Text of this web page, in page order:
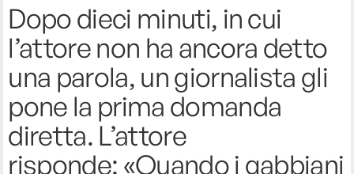
Dopo dieci minuti, in cui
l’attore non ha ancora detto
una parola, un giornalista gli
pone la prima domanda
diretta. L’attore
risponde: «Quando i gabbiani